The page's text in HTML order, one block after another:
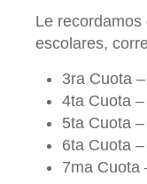
Le
escolares,
3ra Cuota
4ta Cuota
5ta Cuota
6ta Cuota
7ma Cuota